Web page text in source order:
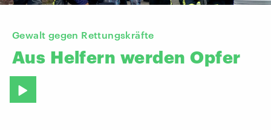
Gewalt gegen Rettungskräfte
Aus Helfern werden Opfer